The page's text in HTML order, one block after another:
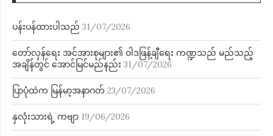
ပန်းပန်ထားပါသည် 31/07/2026
တော်လှန်ရေး အင်အားစုများ၏ ဝါဒဖြန့်ချီရေး ကဏ္ဍသည် မည်သည့်
အချိန်တွင် အောင်မြင်မည်နည်း 31/07/2026
ပြာပုံထဲက မြန်မာ့အနာဂတ် 23/07/2026
နှလုံးသားရဲ့ ကဗျာ 19/06/2026